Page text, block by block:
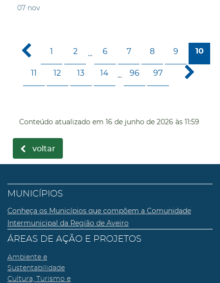
07 nov
1 2 ... 6 7 8 9 10
11 12 13 14 ... 96 97
Conteúdo atualizado em 16 de junho de 2026 às 11:59
voltar
MUNICÍPIOS
Conheça os Municípios que compõem a Comunidade
Intermunicipal da Região de Aveiro
ÁREAS DE AÇÃO E PROJETOS
Ambiente e
Sustentabilidade
Cultura, Turismo e